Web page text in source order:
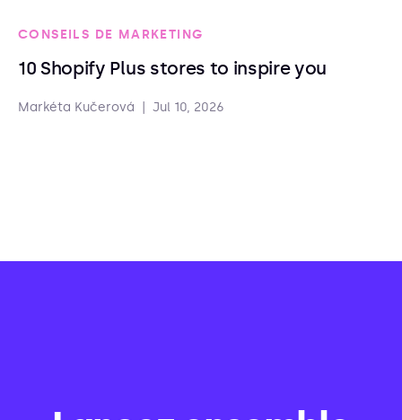
CONSEILS DE MARKETING
10 Shopify Plus stores to inspire you
Markéta Kučerová Jul 10, 2026